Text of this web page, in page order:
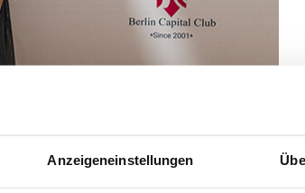
Anzeigeneinstellungen